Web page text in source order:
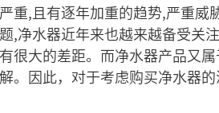
重,且有逐年加重的趋势,严重威
,净水器近年来也越来越备受关
很大的差距。而净水器产品又
。因此，对于考虑购买净水器